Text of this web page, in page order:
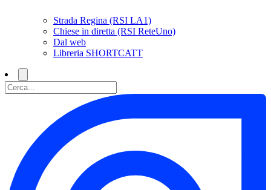
Strada Regina (RSI LA1)
Chiese in diretta (RSI ReteUno)
Dal web
Libreria SHORTCATT